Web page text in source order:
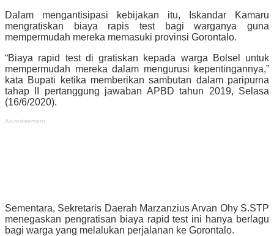
Dalam mengantisipasi kebijakan itu, Iskandar Kamaru
mengratiskan biaya rapis test bagi warganya guna
mempermudah mereka memasuki provinsi Gorontalo.
“Biaya rapid test di gratiskan kepada warga Bolsel untuk
mempermudah mereka dalam mengurusi kepentingannya,”
kata Bupati ketika memberikan sambutan dalam paripurna
tahap II pertanggung jawaban APBD tahun 2019, Selasa
(16/6/2020).
Advertisement
Sementara, Sekretaris Daerah Marzanzius Arvan Ohy S.STP
menegaskan pengratisan biaya rapid test ini hanya berlagu
bagi warga yang melalukan perjalanan ke Gorontalo.